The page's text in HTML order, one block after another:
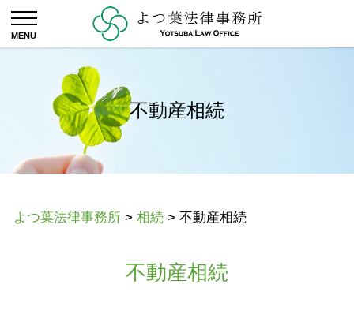
不動産相続
よつ葉法律事務所 > 相続 > 不動産相続
不動産相続